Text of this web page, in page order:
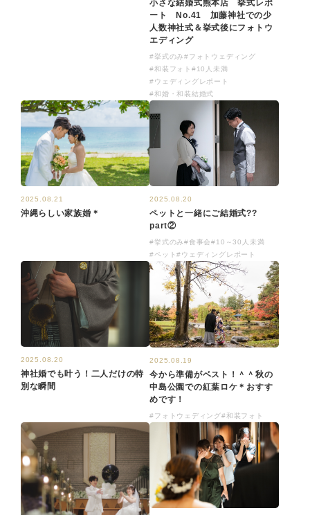
小さな結婚式熊本店 挙式レポ
ート No.41 加藤神社での少
人数神社式＆挙式後にフォトウ
エディング
#挙式のみ#フォトウェディング
#和装フォト #10人未満
#ウェディングレポート
#和婚・和装結婚式
2025.08.21
沖縄らしい家族婚＊
2025.08.20
ペットと一緒にご結婚式??
part②
#挙式のみ#食事会#10～30人未満
#ペット#ウェディングレポート
2025.08.20
神社婚でも叶う！二人だけの特
別な瞬間
2025.08.19
今から準備がベスト！＾＾秋の
中島公園での紅葉ロケ＊おすす
めです！
#フォトウェディング#和装フォト